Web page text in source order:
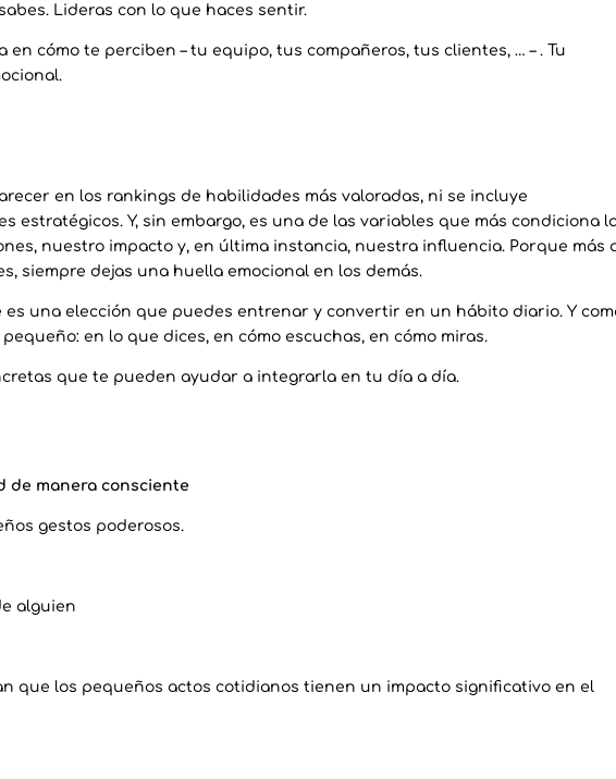
Lideras con lo que haces sentir.
en cómo te perciben – tu equipo, tus compañeros, tus clientes, … – . Tu
en los rankings de habilidades más valoradas, ni se incluye
estratégicos. Y, sin embargo, es una de las variables que más condiciona
nuestro impacto y, en última instancia, nuestra influencia. Porque más
siempre dejas una huella emocional en los demás.
es una elección que puedes entrenar y convertir en un hábito diario. Y
en lo que dices, en cómo escuchas, en cómo miras.
que te pueden ayudar a integrarla en tu día a día.
de manera consciente
gestos poderosos.
alguien
que los pequeños actos cotidianos tienen un impacto significativo en el